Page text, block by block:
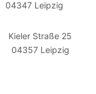
04347 Leipzig
Kieler Straße 25
04357 Leipzig